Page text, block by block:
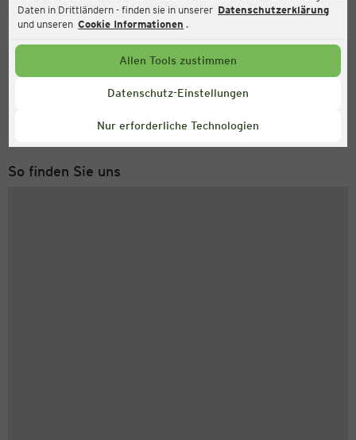
Daten in Drittländern - finden sie in unserer Datenschutzerklärung
und unseren Cookie Informationen .
Allen Tools zustimmen
Datenschutz-Einstellungen
Nur erforderliche Technologien
Aktuell:
Geöffnet
Service Hotline
Montag bis Freitag 8-18 Uhr
So finden Sie uns